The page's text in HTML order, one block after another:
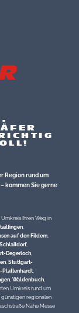
Region rund um
kommen Sie gerne
Ihren Weg in
auf den Fildern
Schlaitdorf,
Degerloch
,Stuttgart-
Plattenhardt
,Waldenbuch
Umkreis rund um
günstigen regionalen
Nähe Messe